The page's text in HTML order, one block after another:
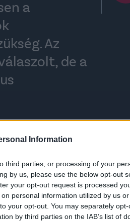
Information
third parties, or processing of your
by us, please use the below opt-out
your opt-out request is processed
personal information utilized by us
your opt-out. You may separately
by third parties on the IAB’s list of
a
Az
de a
Google News oldalán is!
tartja éves
Csányi Sándor
témát is érintett,